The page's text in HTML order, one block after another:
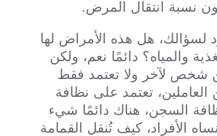
نسبة انتقال المرض.
لسؤالك، هل هذه الأمراض لها
والمياه؟ دائمًا نعم، ولكن
شخص لآخر ولا تعتمد فقط
تعتمد على نظافة
السجن، هناك دائمًا شيء
الأفراد، كيف تُنقل القمامة